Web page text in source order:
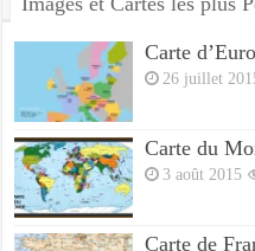
Carte
26 juillet
Carte du
3 août 2015
Carte de